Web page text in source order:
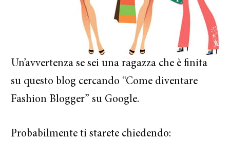
Un’avvertenza se sei una ragazza che è finita
su questo blog cercando “Come diventare
Fashion Blogger” su Google.
Probabilmente ti starete chiedendo: